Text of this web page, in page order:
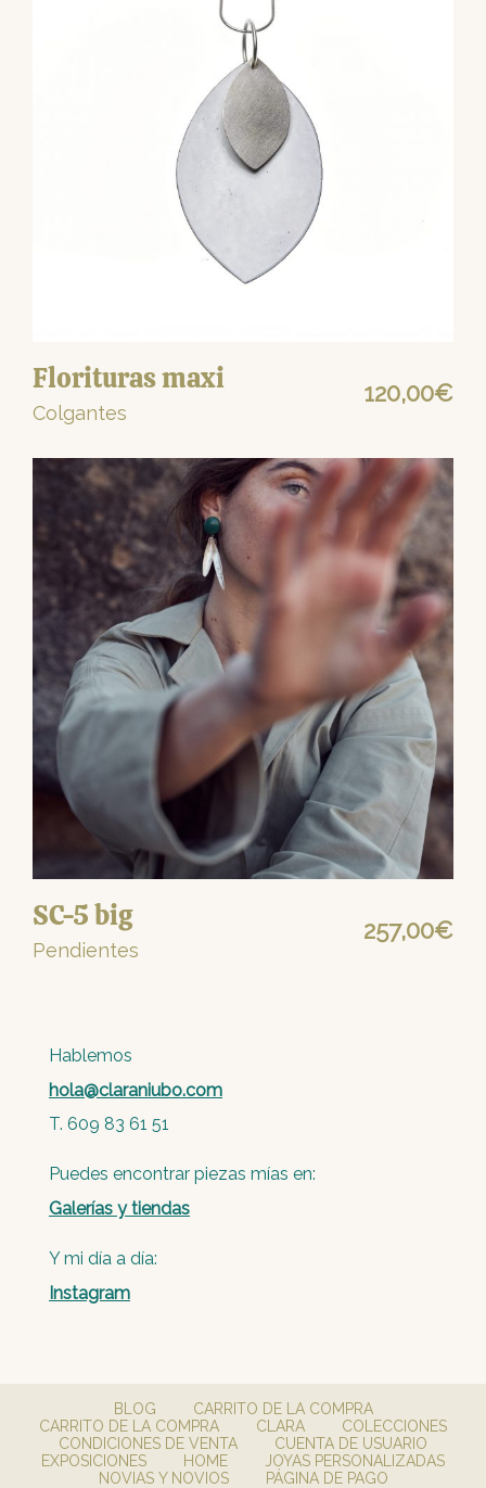
Florituras maxi
Colgantes
120,00€
SC-5 big
Pendientes
257,00€
Hablemos
hola@claraniubo.com
T. 609 83 61 51
Puedes encontrar piezas mías en:
Galerías y tiendas
Y mi día a día:
Instagram
BLOG
CARRITO DE LA COMPRA
CARRITO DE LA COMPRA
CLARA
COLECCIONES
CONDICIONES DE VENTA
CUENTA DE USUARIO
EXPOSICIONES
HOME
JOYAS PERSONALIZADAS
NOVIAS Y NOVIOS
PÁGINA DE PAGO